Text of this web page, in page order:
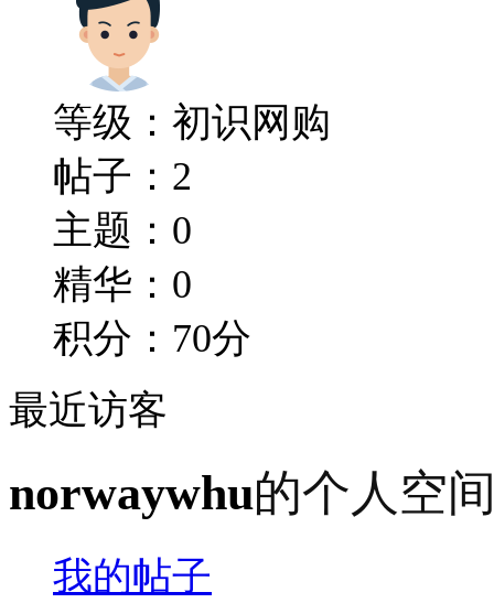
等级：初识网购
帖子：2
主题：0
精华：0
积分：70分
最近访客
norwaywhu的个人空
我的帖子